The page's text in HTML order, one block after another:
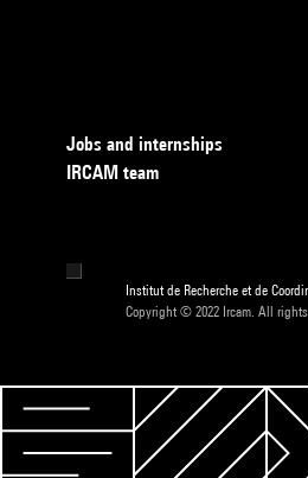
Jobs and internships
IRCAM team
Institut de Recherche et de
Copyright © 2022 Ircam. All rights